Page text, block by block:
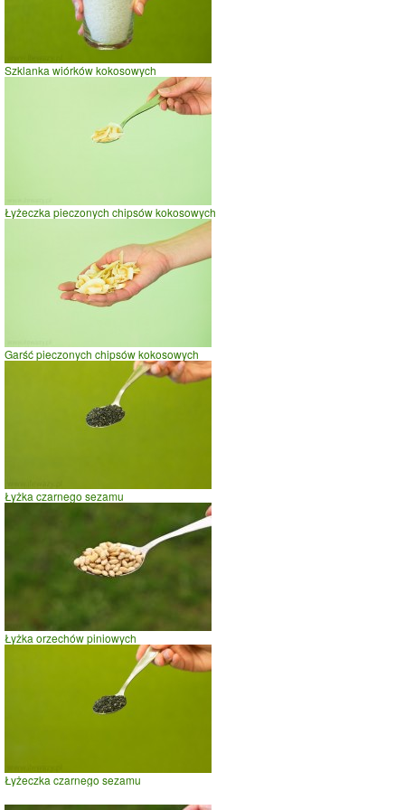
Szklanka wiórków kokosowych
Łyżeczka pieczonych chipsów kokosowych
Garść pieczonych chipsów kokosowych
Łyżka czarnego sezamu
Łyżka orzechów piniowych
Łyżeczka czarnego sezamu